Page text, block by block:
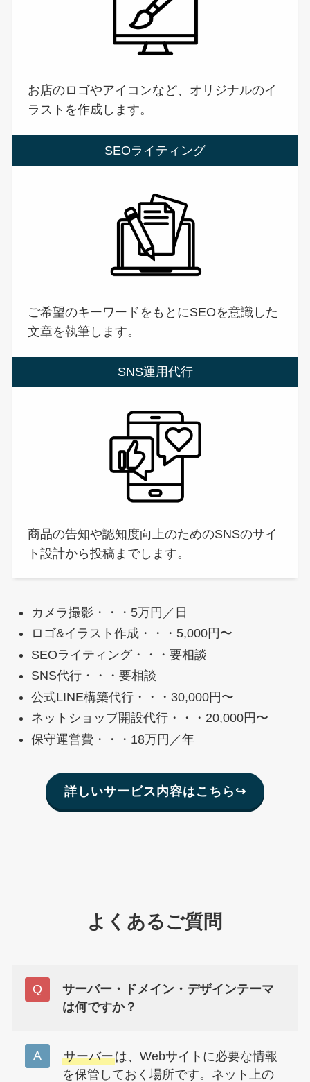
お店のロゴやアイコンなど、オリジナルのイ
ラストを作成します。
SEOライティング
ご希望のキーワードをもとにSEOを意識した
文章を執筆します。
SNS運用代行
商品の告知や認知度向上のためのSNSのサイ
ト設計から投稿までします。
カメラ撮影・・・5万円／日
ロゴ&イラスト作成・・・5,000円〜
SEOライティング・・・要相談
SNS代行・・・要相談
公式LINE構築代行・・・30,000円〜
ネットショップ開設代行・・・20,000円〜
保守運営費・・・18万円／年
詳しいサービス内容はこちら↪︎
よくあるご質問
サーバー・ドメイン・デザインテーマ
は何ですか？
サーバーは、Webサイトに必要な情報
を保管しておく場所です。ネット上の